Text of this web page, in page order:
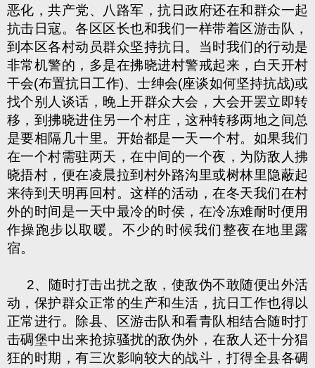
恶化，共产党、八路军，抗日政府还在和群众一起
抗击日寇。各区区长也和我们一样带着区游击队，
到本区各村动员群众坚持抗日。当时我们的行动是
非常机警的，多是在拂晓进村警戒起来，白天开村
干会(布置抗日工作)、士绅会(座谈如何坚持抗战)或
找个别人谈话，晚上开群众大会，大会开罢立即转
移，到拂晓进住另一个村庄，这种转移两地之间总
是要相隔几十里。开始都是一天一个村。如果我们
在一个村需驻两天，在中间的一个夜，为防敌人拂
晓捂村，便在凌晨拉到村外路沟里或树林里隐蔽起
来待到天明再回村。这样的活动，在冬天我们在村
外的时间是一天中最冷的时侯，在冷冻难耐时便用
作操跑步以取暖。不少的时候我们整夜在地里露
宿。
2、随时打击出扰之敌，使敌伪不敢随便出外活
动，保护群众正常的生产和生活，抗日工作也得以
正常进行。除县、区游击队和看青队相结合随时打
击碉堡中出来抢掠骚扰的敌伪外，在敌人还十分猖
狂的时期，有三次影响较大的战斗，打得全县各碉